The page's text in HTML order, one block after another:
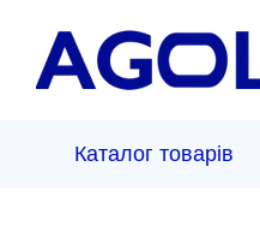
Каталог товарів